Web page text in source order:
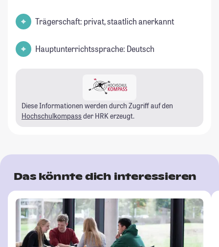
Trägerschaft: privat, staatlich anerkannt
Hauptunterrichtssprache: Deutsch
Diese Informationen werden durch Zugriff auf den
Hochschulkompass der HRK erzeugt.
Das könnte dich interessieren